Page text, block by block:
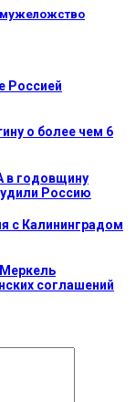
мужеложство
Россией
о более чем 6
в годовщину
Россию
с Калининградом
соглашений